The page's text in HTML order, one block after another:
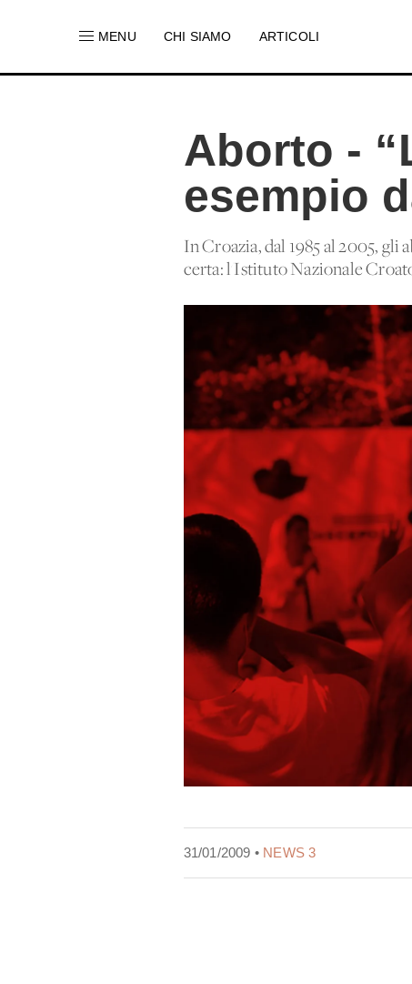
MENU CHI SIAMO ARTICOLI
Aborto -
esempio
In Croazia, dal 1985 al 2005,
certa: l'Istituto Nazionale
31/01/2009 • NEWS 3